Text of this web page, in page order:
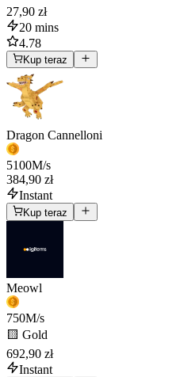
27,90 zł
20 mins
4.78
Kup teraz
Dragon Cannelloni
5100M/s
384,90 zł
Instant
Kup teraz
Meowl
750M/s
🟨 Gold
692,90 zł
Instant